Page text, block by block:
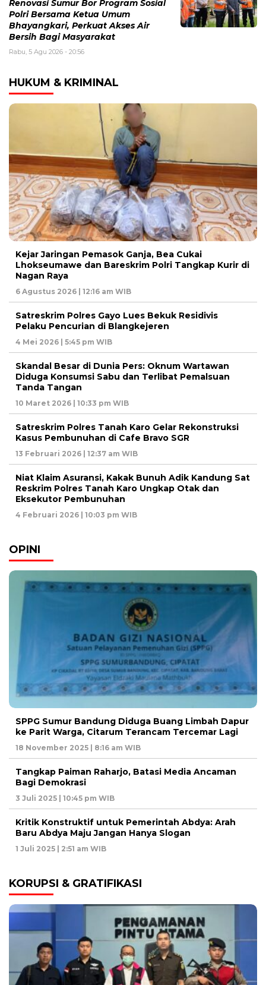
Renovasi Sumur Bor Program Sosial
Polri Bersama Ketua Umum
Bhayangkari, Perkuat Akses Air
Bersih Bagi Masyarakat
Rabu, 5 Agu 2026 - 20:56
HUKUM & KRIMINAL
Kejar Jaringan Pemasok Ganja, Bea Cukai
Lhokseumawe dan Bareskrim Polri Tangkap Kurir di
Nagan Raya
6 Agustus 2026 | 12:16 am WIB
Satreskrim Polres Gayo Lues Bekuk Residivis
Pelaku Pencurian di Blangkejeren
4 Mei 2026 | 5:45 pm WIB
Skandal Besar di Dunia Pers: Oknum Wartawan
Diduga Konsumsi Sabu dan Terlibat Pemalsuan
Tanda Tangan
10 Maret 2026 | 10:33 pm WIB
Satreskrim Polres Tanah Karo Gelar Rekonstruksi
Kasus Pembunuhan di Cafe Bravo SGR
13 Februari 2026 | 12:37 am WIB
Niat Klaim Asuransi, Kakak Bunuh Adik Kandung Sat
Reskrim Polres Tanah Karo Ungkap Otak dan
Eksekutor Pembunuhan
4 Februari 2026 | 10:03 pm WIB
OPINI
SPPG Sumur Bandung Diduga Buang Limbah Dapur
ke Parit Warga, Citarum Terancam Tercemar Lagi
18 November 2025 | 8:16 am WIB
Tangkap Paiman Raharjo, Batasi Media Ancaman
Bagi Demokrasi
3 Juli 2025 | 10:45 pm WIB
Kritik Konstruktif untuk Pemerintah Abdya: Arah
Baru Abdya Maju Jangan Hanya Slogan
1 Juli 2025 | 2:51 am WIB
KORUPSI & GRATIFIKASI